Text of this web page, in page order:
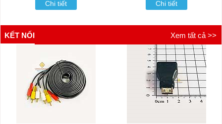
Chi tiết Chi tiết
KẾT NỐI Xem tất cả >>